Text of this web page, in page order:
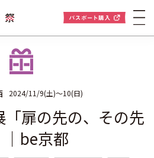
2024/11/9(土)～10(日)
「扉の先の、その先
｜be京都